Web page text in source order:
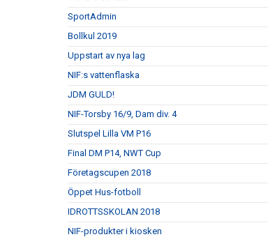
SportAdmin
Bollkul 2019
Uppstart av nya lag
NIF:s vattenflaska
JDM GULD!
NIF-Torsby 16/9, Dam div. 4
Slutspel Lilla VM P16
Final DM P14, NWT Cup
Företagscupen 2018
Öppet Hus-fotboll
IDROTTSSKOLAN 2018
NIF-produkter i kiosken